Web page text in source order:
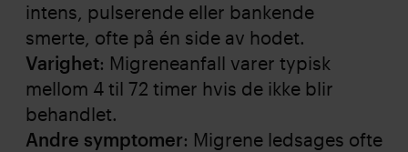
intens, pulserende eller bankende
smerte, ofte på én side av hodet.
Varighet: Migreneanfall varer typisk
mellom 4 til 72 timer hvis de ikke blir
behandlet.
Andre symptomer: Migrene ledsages ofte